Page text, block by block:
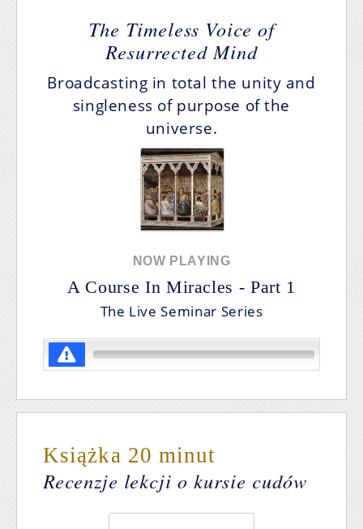
Książka 20 minut
Recenzje lekcji o kursie cudów
The Timeless Voice of
Resurrected Mind
Broadcasting in total the unity and
singleness of purpose of the
universe.
NOW PLAYING
A Course In Miracles - Part 1
The Live Seminar Series